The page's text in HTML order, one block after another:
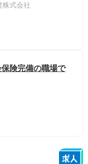
株式会社
険完備の職場で